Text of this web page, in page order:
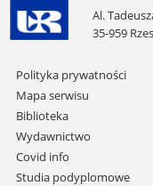
Al.
35-959
Pomiń
nawigację
i
przejdź
do
treści
Polityka prywatności
Mapa serwisu
Biblioteka
Wydawnictwo
Covid info
Studia podyplomowe